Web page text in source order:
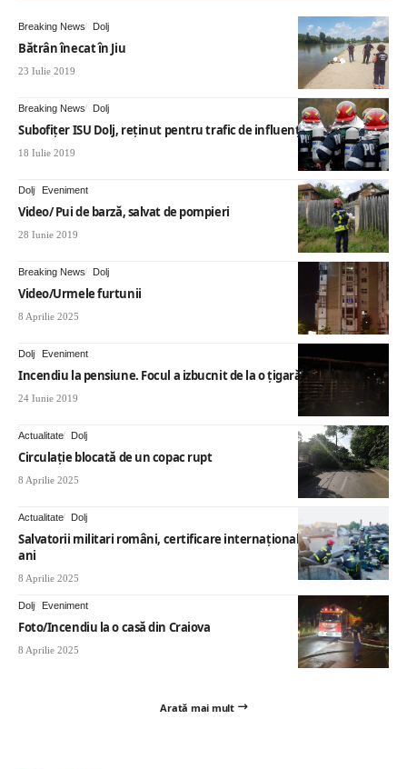
Breaking News Dolj
Bătrân înecat în Jiu
23 Iulie 2019
Breaking News Dolj
Subofiţer ISU Dolj, reţinut pentru trafic de influenţă
18 Iulie 2019
Dolj Eveniment
Video/ Pui de barză, salvat de pompieri
28 Iunie 2019
Breaking News Dolj
Video/Urmele furtunii
8 Aprilie 2025
Dolj Eveniment
Incendiu la pensiune. Focul a izbucnit de la o țigară
24 Iunie 2019
Actualitate Dolj
Circulație blocată de un copac rupt
8 Aprilie 2025
Actualitate Dolj
Salvatorii militari români, certificare internaţională pentru încă 5
ani
8 Aprilie 2025
Dolj Eveniment
Foto/Incendiu la o casă din Craiova
8 Aprilie 2025
Arată mai mult